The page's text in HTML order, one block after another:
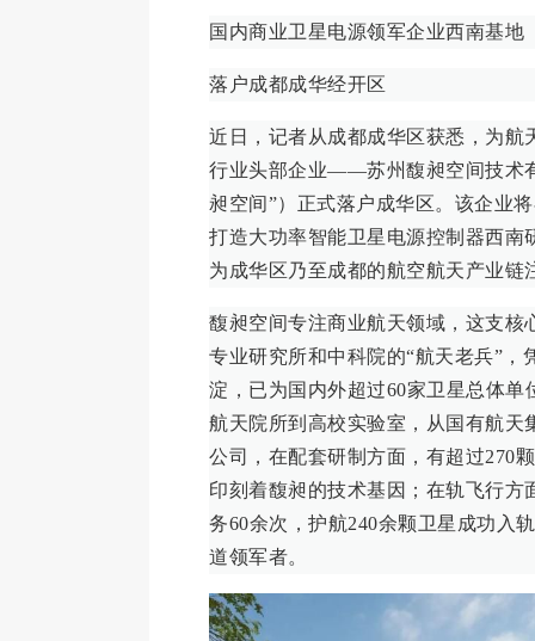
国内商业卫星电源领军企业西南基地
落户成都成华经开区
近日，记者从成都成华区获悉，为航
行业头部企业——苏州馥昶空间技术
昶空间”）正式落户成华区。该企业
打造大功率智能卫星电源控制器西南
为成华区乃至成都的航空航天产业链
馥昶空间专注商业航天领域，这支核
专业研究所和中科院的“航天老兵”，
淀，已为国内外超过60家卫星总体单
航天院所到高校实验室，从国有航天
公司，在配套研制方面，有超过270
印刻着馥昶的技术基因；在轨飞行方
务60余次，护航240余颗卫星成功入
道领军者。